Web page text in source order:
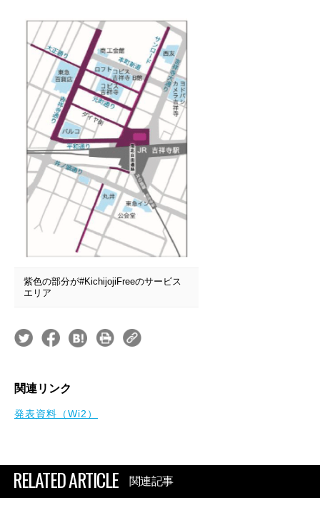
紫色の部分が#KichijojiFreeのサービス
エリア
関連リンク
発表資料（Wi2）
RELATED ARTICLE 関連記事